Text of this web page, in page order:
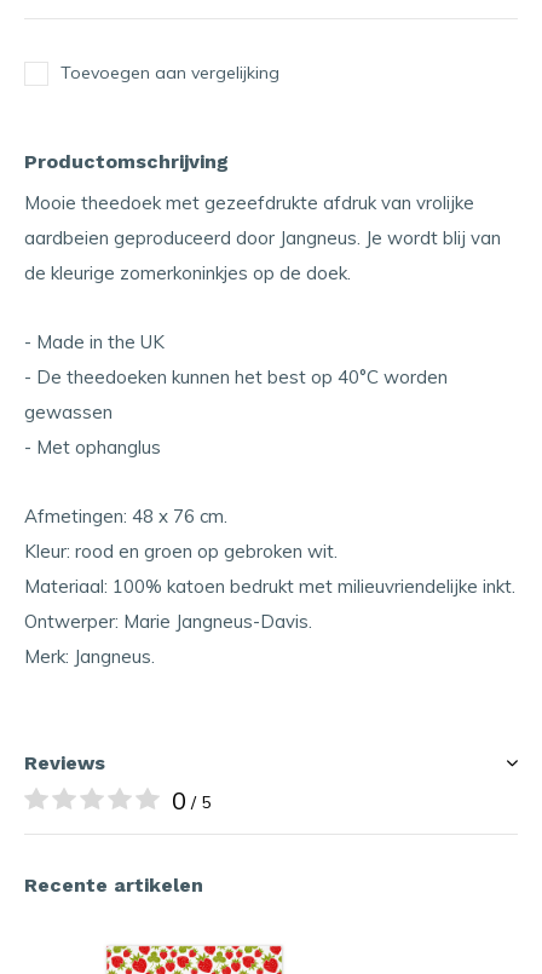
Toevoegen aan vergelijking
Productomschrijving
Mooie theedoek met gezeefdrukte afdruk van vrolijke
aardbeien geproduceerd door Jangneus. Je wordt blij van
de kleurige zomerkoninkjes op de doek.
- Made in the UK
- De theedoeken kunnen het best op 40°C worden
gewassen
- Met ophanglus
Afmetingen: 48 x 76 cm.
Kleur: rood en groen op gebroken wit.
Materiaal: 100% katoen bedrukt met milieuvriendelijke inkt.
Ontwerper: Marie Jangneus-Davis.
Merk: Jangneus.
Reviews
0 / 5
Recente artikelen